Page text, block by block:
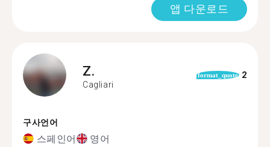
앱 다운로드
Z.
Cagliari
format_quote 2
구사언어
스페인어 영어